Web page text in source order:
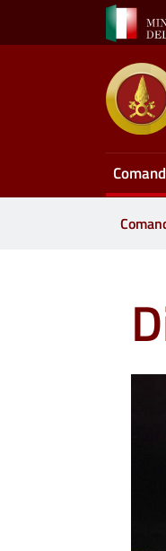
Salta al contenuto